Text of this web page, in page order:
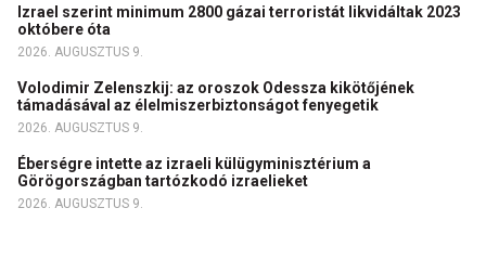
Izrael szerint minimum 2800 gázai terroristát likvidáltak 2023
októbere óta
2026. AUGUSZTUS 9.
Volodimir Zelenszkij: az oroszok Odessza kikötőjének
támadásával az élelmiszerbiztonságot fenyegetik
2026. AUGUSZTUS 9.
Éberségre intette az izraeli külügyminisztérium a
Görögországban tartózkodó izraelieket
2026. AUGUSZTUS 9.